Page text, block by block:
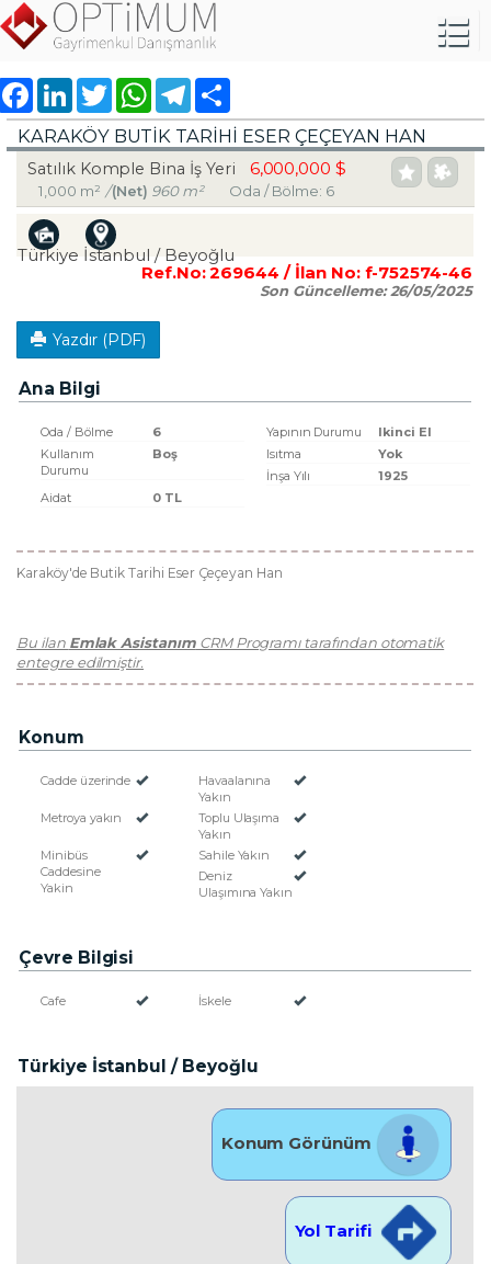
FacebookLinkedInTwitter WhatsAppTelegram
KARAKÖY BUTIK TARIHI ESER ÇEÇEYAN HAN
Satılık Komple Bina İş Yeri 6,000,000 $
1,000 m² /(Net) 960 m² Oda / Bölme: 6
Türkiye İstanbul / Beyoğlu
Ref.No:269644 / İlan No: f-752574-46
Son Güncelleme:26/05/2025
Yazdır (PDF)
Ana Bilgi
Oda / Bölme 6 Yapının Durumu
Ikinci El
Kullanım
Durumu
Boş Isıtma
Yok
İnşa Yılı
1925
Aidat
0 TL
Karaköy'de Butik Tarihi Eser Çeçeyan Han
Bu ilan Emlak AsistanımCRM Programı tarafından otomatik
entegre edilmiştir.
Konum
Cadde üzerinde
Havaalanına
Yakın
Metroya yakın
Toplu Ulaşıma
Yakın
Minibüs
Caddesine
Yakin
Sahile Yakın
Deniz
Ulaşımına Yakın
Çevre Bilgisi
Cafe İskele
Türkiye İstanbul / Beyoğlu
Konum Görünüm
Yol Tarifi